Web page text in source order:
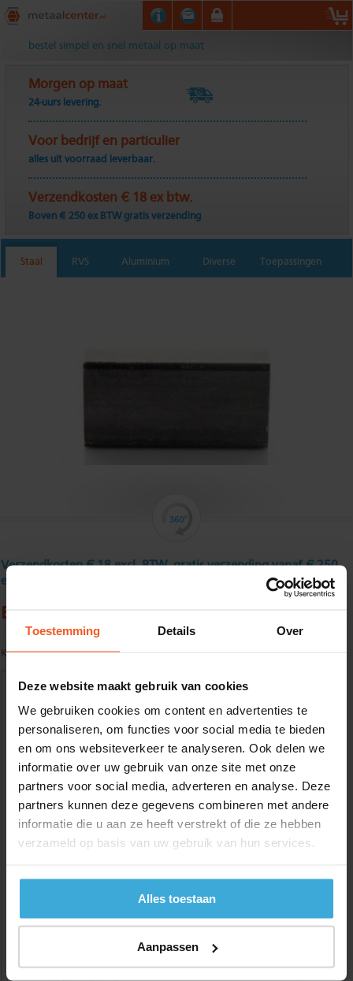
Toestemming Details Over
Deze website maakt gebruik van cookies
We gebruiken cookies om content en advertenties te
personaliseren, om functies voor social media te bieden
en om ons websiteverkeer te analyseren. Ook delen we
informatie over uw gebruik van onze site met onze
partners voor social media, adverteren en analyse. Deze
partners kunnen deze gegevens combineren met andere
informatie die u aan ze heeft verstrekt of die ze hebben
verzameld op basis van uw gebruik van hun services.
Alles toestaan
Aanpassen
Metaalcenter.nl
bestel simpel en snel metaal op maat
Morgen op maat
24-uurs levering.
Voor bedrijf en particulier
alles uit voorraad leverbaar.
Verzendkosten € 18 ex btw.
Boven € 250 ex BTW gratis verzending
Staal RVS Aluminium Diverse Toepassingen
Verzendkosten € 18 excl. BTW, gratis verzending vanaf € 250
excl. BTW
Buisprofiel, ongebeitst100 x 60 x 4 mm
Kwaliteit: S235JRH volgens EN10219
Gewenste
lengtemaat in
(max. 2000 mm)
+/- 2 mm lengtetolerantie
Materiaalkosten
Alle bedragen zijn excl. 21% BTW